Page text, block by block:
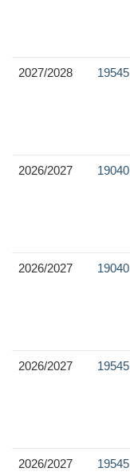
2027/2028 19545
2026/2027 19040
2026/2027 19040
2026/2027 19545
2026/2027 19545